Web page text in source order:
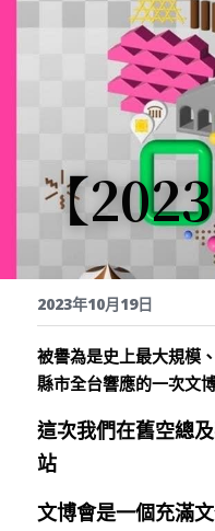
24小時民間救護
常見問題
關於我們
工作實績圖示
人員招募
Facebook
/註冊
繁體中文
繁體中文
立刻聯絡
【
2023年10月19日
被譽為是史上最大規模
縣市全台響應的一次文
這次我們在舊空總
站
文博會是一個充滿